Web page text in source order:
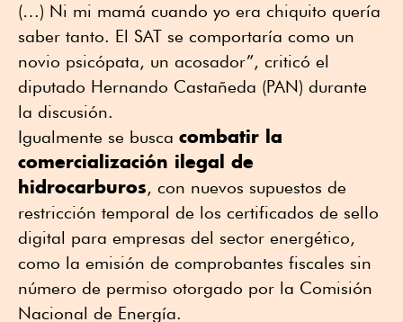
(…) Ni mi mamá cuando yo era chiquito quería
saber tanto. El SAT se comportaría como un
novio psicópata, un acosador”, criticó el
diputado Hernando Castañeda (PAN) durante
la discusión.
Igualmente se busca combatir la
comercialización ilegal de
hidrocarburos, con nuevos supuestos de
restricción temporal de los certificados de sello
digital para empresas del sector energético,
como la emisión de comprobantes fiscales sin
número de permiso otorgado por la Comisión
Nacional de Energía.